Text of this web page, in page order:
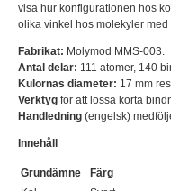
visa hur konfigurationen hos
olika vinkel hos molekyler
Fabrikat: Molymod MMS-003.
Antal delar: 111 atomer, 140
Kulornas diameter: 17 mm
Verktyg för att lossa korta
Handledning (engelsk)
Innehåll
Grundämne Färg